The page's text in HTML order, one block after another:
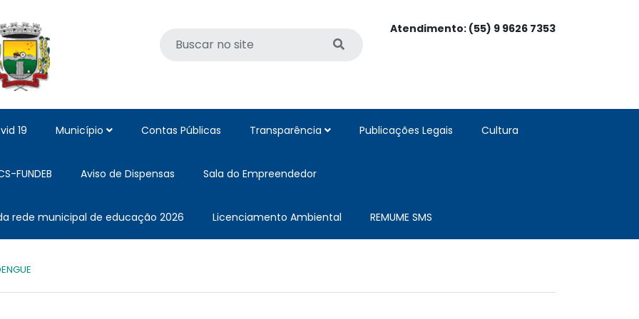
Atendimento: (55) 9 9626 7353
19 Município Contas Públicas Transparência Publicações Legais Cultura
FUNDEB Aviso de Dispensas Sala do Empreendedor
rede municipal de educação 2026 Licenciamento Ambiental REMUME SMS